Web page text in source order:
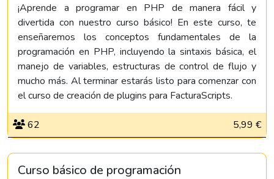
¡Aprende a programar en PHP de manera fácil y
divertida con nuestro curso básico! En este curso, te
enseñaremos los conceptos fundamentales de la
programación en PHP, incluyendo la sintaxis básica, el
manejo de variables, estructuras de control de flujo y
mucho más. Al terminar estarás listo para comenzar con
el curso de creación de plugins para FacturaScripts.
62 5,99 €
Curso básico de programación